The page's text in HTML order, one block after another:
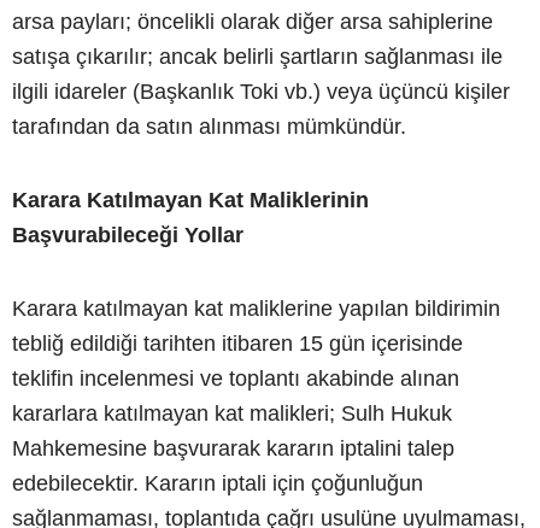
arsa payları; öncelikli olarak diğer arsa sahiplerine
satışa çıkarılır; ancak belirli şartların sağlanması ile
ilgili idareler (Başkanlık Toki vb.) veya üçüncü kişiler
tarafından da satın alınması mümkündür.
Karara Katılmayan Kat Maliklerinin
Başvurabileceği Yollar
Karara katılmayan kat maliklerine yapılan bildirimin
tebliğ edildiği tarihten itibaren 15 gün içerisinde
teklifin incelenmesi ve toplantı akabinde alınan
kararlara katılmayan kat malikleri; Sulh Hukuk
Mahkemesine başvurarak kararın iptalini talep
edebilecektir. Kararın iptali için çoğunluğun
sağlanmaması, toplantıda çağrı usulüne uyulmaması,